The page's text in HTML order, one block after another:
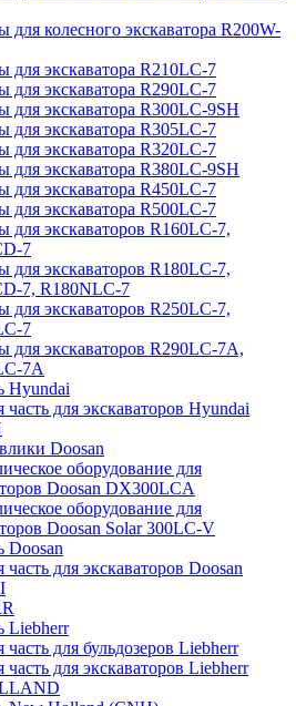
для колесного экскаватора R200W-
для экскаватора R210LC-7
для экскаватора R290LC-7
для экскаватора R300LC-9SH
для экскаватора R305LC-7
для экскаватора R320LC-7
для экскаватора R380LC-9SH
для экскаватора R450LC-7
для экскаватора R500LC-7
для экскаваторов R160LC-7,
7
для экскаваторов R180LC-7,
7, R180NLC-7
для экскаваторов R250LC-7,
7
для экскаваторов R290LC-7A,
7A
Hyundai
часть для экскаваторов Hyundai
Doosan
оборудование для
Doosan DX300LCA
оборудование для
Doosan Solar 300LC-V
Doosan
часть для экскаваторов Doosan
Liebherr
часть для бульдозеров Liebherr
часть для экскаваторов Liebherr